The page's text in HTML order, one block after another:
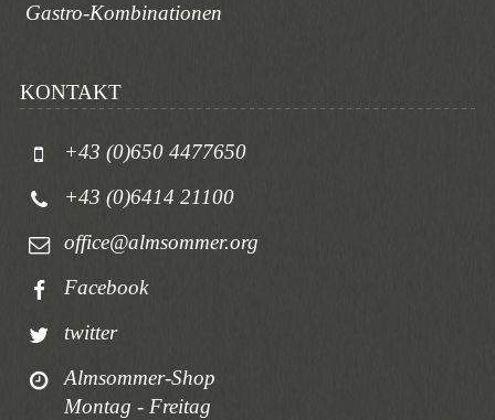
Gastro-Kombinationen
KONTAKT
+43 (0)650 4477650
+43 (0)6414 21100
office@almsommer.org
Facebook
twitter
Almsommer-Shop
Montag - Freitag